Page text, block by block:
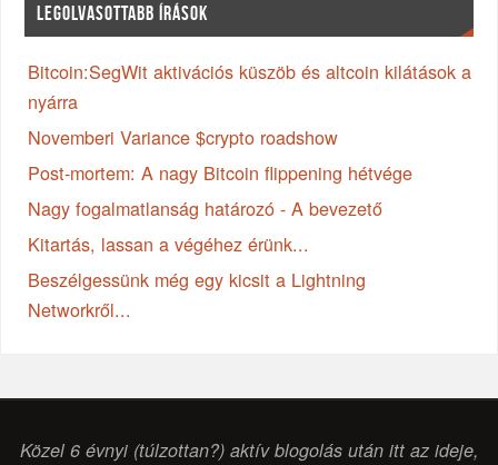
LEGOLVASOTTABB ÍRÁSOK
Bitcoin:SegWit aktivációs küszöb és altcoin kilátások a
nyárra
Novemberi Variance $crypto roadshow
Post-mortem: A nagy Bitcoin flippening hétvége
Nagy fogalmatlanság határozó - A bevezető
Kitartás, lassan a végéhez érünk...
Beszélgessünk még egy kicsit a Lightning
Networkről...
Közel 6 évnyi (túlzottan?) aktív blogolás után itt az ideje,